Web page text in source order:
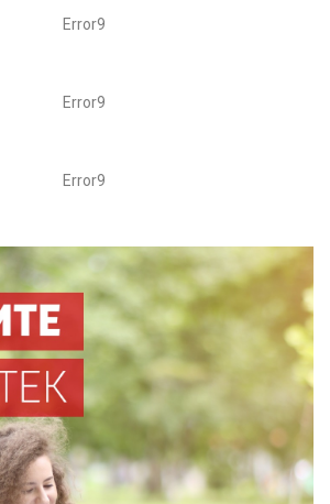
Error9
Error9
Error9